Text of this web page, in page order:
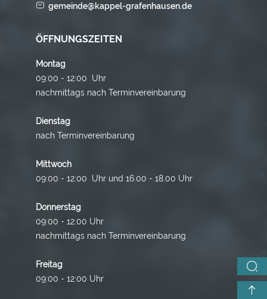
gemeinde@kappel-grafenhausen.de
ÖFFNUNGSZEITEN
Montag
09:00 - 12:00 Uhr
nachmittags nach Terminvereinbarung
Dienstag
nach Terminvereinbarung
Mittwoch
09:00 - 12:00 Uhr und 16.00 - 18.00 Uhr
Donnerstag
09:00 - 12:00 Uhr
nachmittags nach Terminvereinbarung
Freitag
09:00 - 12:00 Uhr